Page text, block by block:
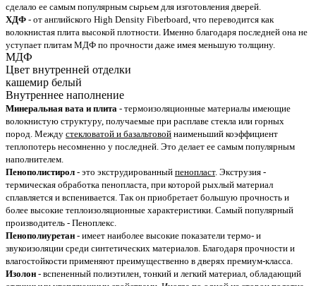
сделало ее самым популярным сырьем для изготовления дверей.
ХДФ - от английского High Density Fiberboard, что переводится как
волокнистая плита высокой плотности. Именно благодаря последней она не
уступает плитам МДФ по прочности даже имея меньшую толщину.
МДФ
Цвет внутренней отделки
кашемир белый
Внутреннее наполнение
Минеральная вата и плита - термоизоляционные материалы имеющие
волокнистую структуру, получаемые при расплаве стекла или горных
пород. Между стекловатой и базальтовой наименьший коэффициент
теплопотерь несомненно у последней. Это делает ее самым популярным
наполнителем.
Пенополистирол - это экструдированный пенопласт. Экструзия -
термическая обработка пенопласта, при которой рыхлый материал
сплавляется и вспенивается. Так он приобретает большую прочность и
более высокие теплоизоляционные характеристики. Самый популярный
производитель - Пеноплекс.
Пенополиуретан - имеет наиболее высокие показатели термо- и
звукоизоляции среди синтетических материалов. Благодаря прочности и
влагостойкости применяют преимущественно в дверях премиум-класса.
Изолон - вспененный полиэтилен, тонкий и легкий материал, обладающий